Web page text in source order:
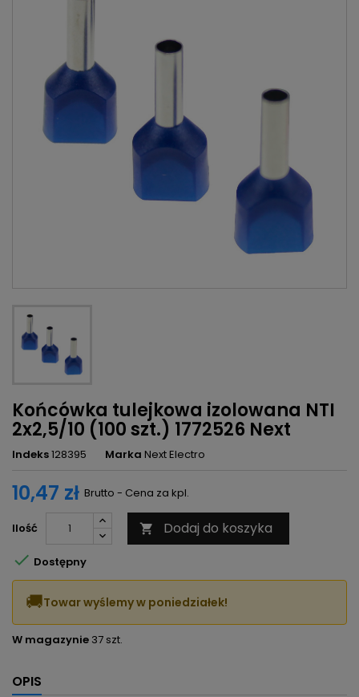
Końcówka tulejkowa izolowana NTI
2x2,5/10 (100 szt.) 1772526 Next
Indeks128395 Marka Next Electro
10,47 zł Brutto - Cena za kpl.
Ilość  Dodaj do koszyka
 Dostępny
🚚Towar wyślemy w poniedziałek!
W magazynie 37 szt.
OPIS